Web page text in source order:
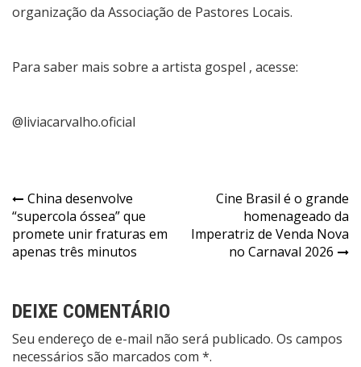
organização da Associação de Pastores Locais.
Para saber mais sobre a artista gospel , acesse:
@liviacarvalho.oficial
Navegação
de
Post
China desenvolve
“supercola óssea” que
promete unir fraturas em
apenas três minutos
Cine Brasil é o grande
homenageado da
Imperatriz de Venda Nova
no Carnaval 2026
DEIXE COMENTÁRIO
Seu endereço de e-mail não será publicado. Os campos
necessários são marcados com *.